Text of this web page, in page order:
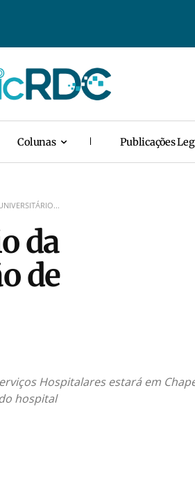
Colunas Publicações
da
de
Hospitalares estará em
hospital